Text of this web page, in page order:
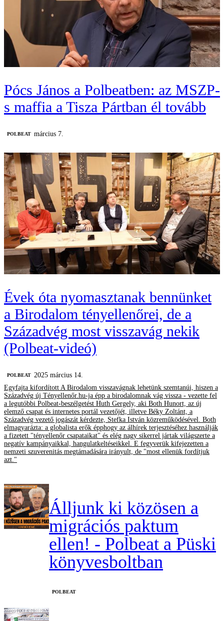
Pócs János a Polbeatben: az MSZP-
s maffia a Tisza Pártban él tovább
‎POLBEAT március 7.
Évek óta nyomasztanak bennünket
a Birodalom tényellenőrei, de a
Századvég most visszavág nekik
(Polbeat-videó)
‎POLBEAT
2025 március 14.
Egyfajta kifordított A Birodalom visszavágnak lehetünk szemtanúi, hiszen a
Századvég új Tényellenőr.hu-ja épp a birodalomnak vág vissza - vezette fel
a legutóbbi Polbeat-beszélgetést Huth Gergely, aki Both Hunort, az új
elemző csapat és internetes portál vezetőjét, illetve Béky Zoltánt, a
Századvég vezető jogászát kérdezte, Stefka István közreműködésével. Both
elmagyarázta: a globalista erők épphogy az álhírek terjesztéséhez használják
a fizetett "tényellenőr csapataikat" és elég nagy sikerrel jártak világszerte a
negatív kampányaikkal, hangulatkeltéseikkel. E fegyverük kifejezetten a
nemzeti szuverenitás megtámadására irányult, de "most ellenük fordítjuk
azt."
Álljunk ki közösen a
migrációs paktum
ellen! - Polbeat a Püski
könyvesboltban
‎POLBEAT